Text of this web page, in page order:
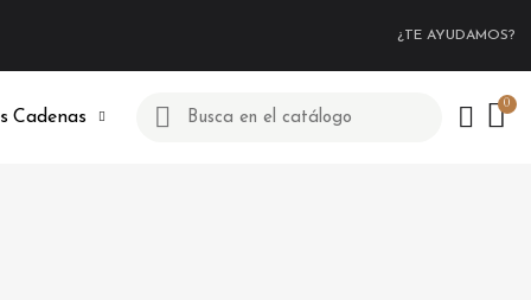
¿TE AYUDAMOS?
Cadenas